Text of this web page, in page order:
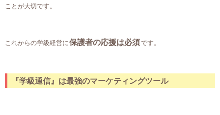
ことが大切です。
これからの学級経営に保護者の応援は必須 です。
『学級通信』は最強のマーケティングツール